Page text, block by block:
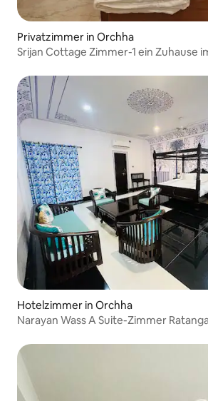
Privatzimmer in Orchha
Srijan Cottage Zimmer-1 ein Zuhause
Hotelzimmer in Orchha
Narayan Wass A Suite-Zimmer